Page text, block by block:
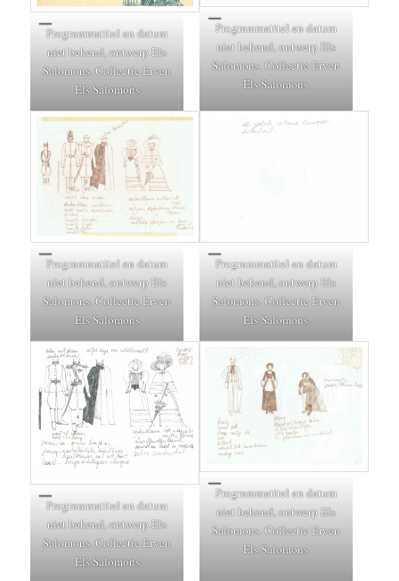
Programmatitel en datum
niet bekend, ontwerp Els
Salomons. Collectie Erven
Els Salomons
Programmatitel en datum
niet bekend, ontwerp Els
Salomons. Collectie Erven
Els Salomons
Programmatitel en datum
niet bekend, ontwerp Els
Salomons. Collectie Erven
Els Salomons
Programmatitel en datum
niet bekend, ontwerp Els
Salomons. Collectie Erven
Els Salomons
Programmatitel en datum
niet bekend, ontwerp Els
Salomons. Collectie Erven
Els Salomons
Programmatitel en datum
niet bekend, ontwerp Els
Salomons. Collectie Erven
Els Salomons